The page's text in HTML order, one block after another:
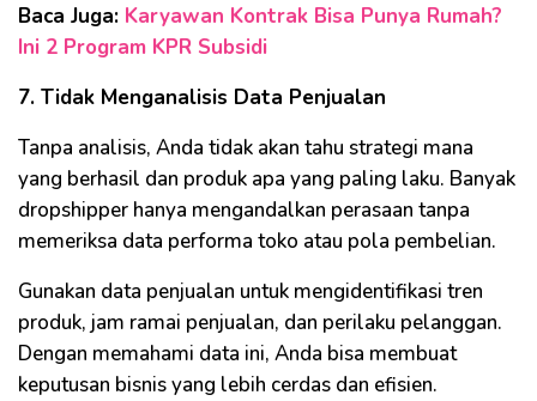
Baca Juga: Karyawan Kontrak Bisa Punya Rumah?
Ini 2 Program KPR Subsidi
7. Tidak Menganalisis Data Penjualan
Tanpa analisis, Anda tidak akan tahu strategi mana
yang berhasil dan produk apa yang paling laku. Banyak
dropshipper hanya mengandalkan perasaan tanpa
memeriksa data performa toko atau pola pembelian.
Gunakan data penjualan untuk mengidentifikasi tren
produk, jam ramai penjualan, dan perilaku pelanggan.
Dengan memahami data ini, Anda bisa membuat
keputusan bisnis yang lebih cerdas dan efisien.